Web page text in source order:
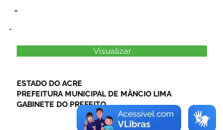
-
Visualizar
ESTADO DO ACRE
PREFEITURA MUNICIPAL DE MÂNCIO LIMA
GABINETE DO PREFEITO